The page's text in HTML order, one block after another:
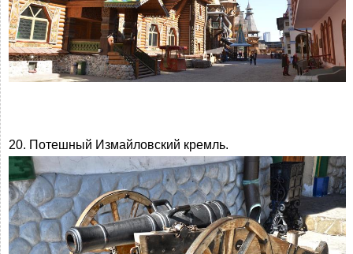
20. Потешный Измайловский кремль.